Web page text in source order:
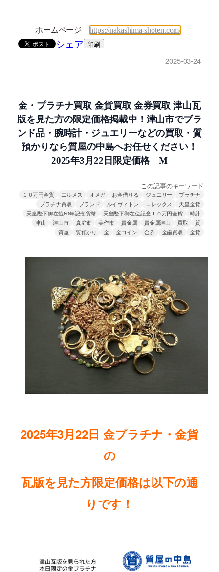
ホームページ https://nakashima-shoten.com/
シェア 印刷
2025-03-24
金・プラチナ買取 金貨買取 金券買取 津山瓦
版を見た方の限定価格掲載中！津山市でブラ
ンド品・腕時計・ジュエリーなどの買取・質
預かりなら質屋の中島へお任せください！
2025年3月22日限定価格 M
この記事のキーワード
１０万円金貨 エルメス オメガ お金借りる ジュエリー
プラチナ
プラチナ買取
ブランド ルイヴィトン ロレックス
天皇金貨
天皇陛下御在位60年記念貨幣
天皇陛下御在位記念１０万円金貨
時計
津山
津山市 真庭市 美作市 貴金属 貴金属津山 買取
質
質屋
質預かり 金 金コイン 金券 金歯買取 金貨
2025年3月22日 金プラチナ・金貨
の
瓦版を見た方限定価格は以下の通
りです ！